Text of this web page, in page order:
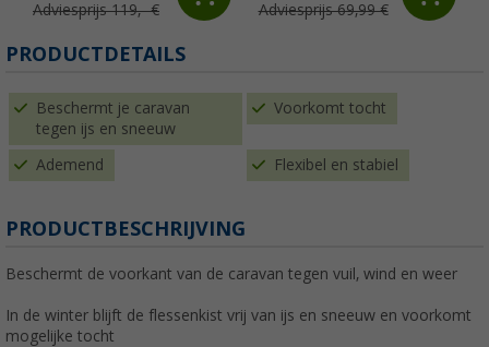
Adviesprijs 119,- € Adviesprijs 69,99 €
PRODUCTDETAILS
Beschermt je caravan
tegen ijs en sneeuw
Voorkomt tocht
Ademend Flexibel en stabiel
PRODUCTBESCHRIJVING
Beschermt de voorkant van de caravan tegen vuil, wind en weer
In de winter blijft de flessenkist vrij van ijs en sneeuw en voorkomt
mogelijke tocht